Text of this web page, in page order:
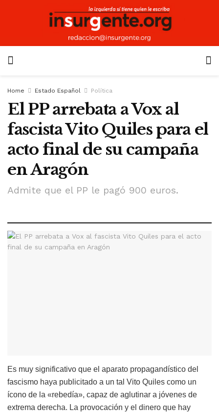
Home Estado Español Política
El PP arrebata a Vox al
fascista Vito Quiles para el
acto final de su campaña
en Aragón
Admite que el PP le pagó 900 euros.
Es muy significativo que el aparato propagandístico del
fascismo haya publicitado a un tal Vito Quiles como un
ícono de la «rebedía», capaz de aglutinar a jóvenes de
extrema derecha. La provocación y el dinero que hay